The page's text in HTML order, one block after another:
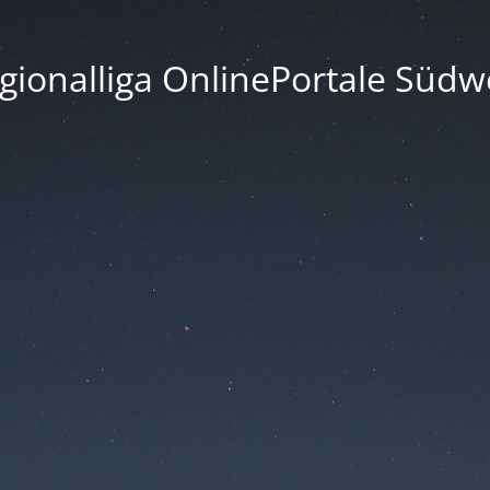
OnlinePortale